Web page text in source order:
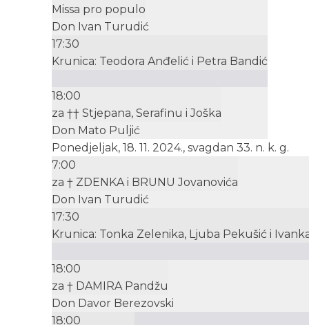
Missa pro populo
Don Ivan Turudić
17:30
Krunica: Teodora Anđelić i Petra Bandić
18:00
za †† Stjepana, Serafinu i Joška
Don Mato Puljić
Ponedjeljak, 18. 11. 2024., svagdan 33. n. k. g.
7:00
za † ZDENKA i BRUNU Jovanovića
Don Ivan Turudić
17:30
Krunica: Tonka Zelenika, Ljuba Pekušić i
18:00
za † DAMIRA Pandžu
Don Davor Berezovski
18:00